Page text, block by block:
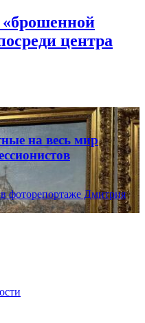
центра
на весь мир
фоторепортаже Дмитрия